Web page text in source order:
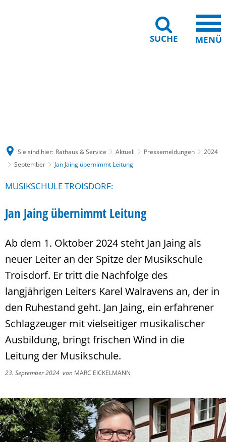
SUCHE MENÜ
Sie sind hier: Rathaus & Service Aktuell Pressemeldungen
2024
September
Jan Jaing übernimmt Leitung
MUSIKSCHULE TROISDORF:
Jan Jaing übernimmt Leitung
Ab dem 1. Oktober 2024 steht Jan Jaing als
neuer Leiter an der Spitze der Musikschule
Troisdorf. Er tritt die Nachfolge des
langjährigen Leiters Karel Walravens an, der in
den Ruhestand geht. Jan Jaing, ein erfahrener
Schlagzeuger mit vielseitiger musikalischer
Ausbildung, bringt frischen Wind in die
Leitung der Musikschule.
23. September 2024 von MARC EICKELMANN